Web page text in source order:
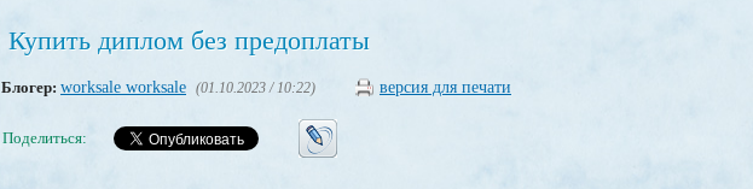
Купить диплом без предоплаты
Блогер: worksale worksale (01.10.2023 / 10:22) версия для печати
Поделиться: